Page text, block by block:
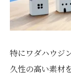
特にワダハウジ
久性の高い素材